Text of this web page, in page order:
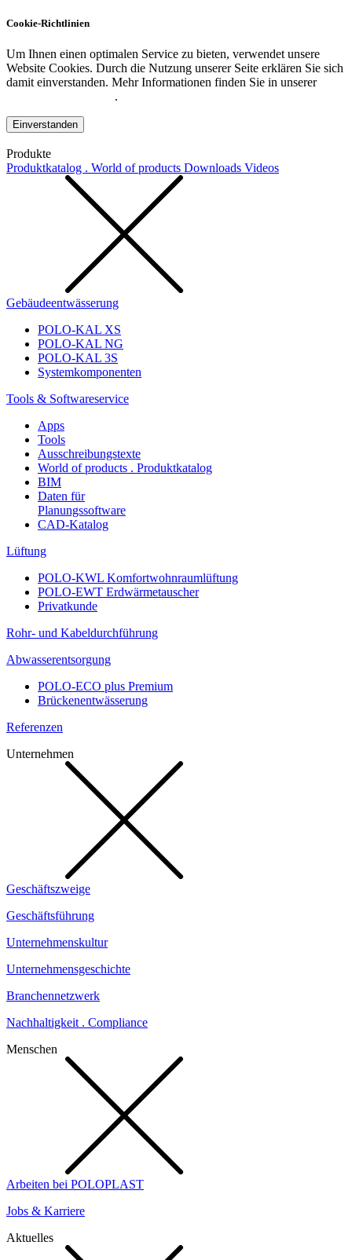
Cookie-Richtlinien
Um Ihnen einen optimalen Service zu bieten, verwendet unsere
Website Cookies. Durch die Nutzung unserer Seite erklären Sie sich
damit einverstanden. Mehr Informationen finden Sie in unserer
.
Einverstanden
Produkte
Produktkatalog . World of products Downloads Videos
Gebäudeentwässerung
POLO-KAL XS
POLO-KAL NG
POLO-KAL 3S
Systemkomponenten
Tools & Softwareservice
Apps
Tools
Ausschreibungstexte
World of products . Produktkatalog
BIM
Daten für
Planungssoftware
CAD-Katalog
Lüftung
POLO-KWL Komfortwohnraumlüftung
POLO-EWT Erdwärmetauscher
Privatkunde
Rohr- und Kabeldurchführung
Abwasserentsorgung
POLO-ECO plus Premium
Brückenentwässerung
Referenzen
Unternehmen
Geschäftszweige
Geschäftsführung
Unternehmenskultur
Unternehmensgeschichte
Branchennetzwerk
Nachhaltigkeit . Compliance
Menschen
Arbeiten bei POLOPLAST
Jobs & Karriere
Aktuelles